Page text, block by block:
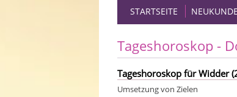
STARTSEITE
Tageshoroskop -
Tageshoroskop für Widder
Umsetzung von Zielen